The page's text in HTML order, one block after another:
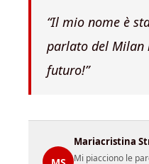
“Il mio nome è
parlato del Milan
futuro!”
Mariacristina
Mi piacciono le